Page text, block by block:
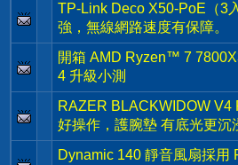
TP-Link Deco X50-PoE（3
強，無線網路速度有保障。
開箱 AMD Ryzen™ 7
4 升級小測
RAZER BLACKWIDOW
好操作，護腕墊 有底光更沉
Dynamic 140 靜音風扇採用